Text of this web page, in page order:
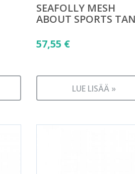
SEAFOLLY MESH
ABOUT SPORTS
57,55 €
LUE LISÄÄ »